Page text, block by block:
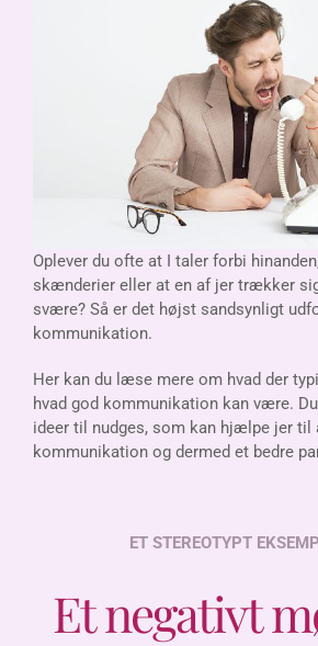
Oplever du ofte at I taler forbi
skænderier eller at en af jer trækker
svære? Så er det højst sandsynligt
kommunikation.
Her kan du læse mere om hvad der
hvad god kommunikation kan være.
ideer til nudges, som kan hjælpe jer til
kommunikation og dermed et bedre
ET STEREOTYPT
Et negativt